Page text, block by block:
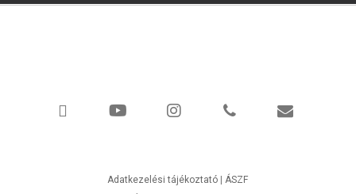
Adatkezelési tájékoztató |ÁSZF